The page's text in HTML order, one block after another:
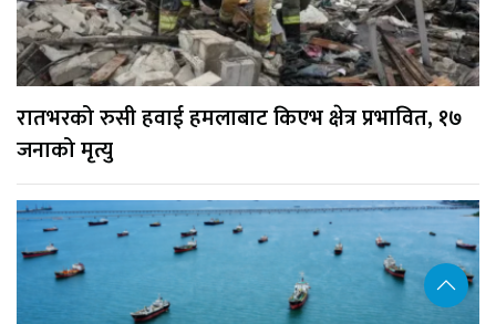
रातभरको रुसी हवाई हमलाबाट किएभ क्षेत्र प्रभावित, १७
जनाको मृत्यु